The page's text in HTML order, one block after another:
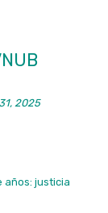
2025
años: justicia